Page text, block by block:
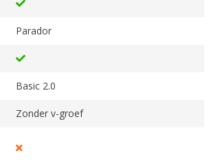
Parador
Basic 2.0
Zonder v-groef